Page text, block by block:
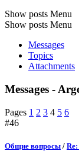
Show posts Menu
Show posts Menu
Messages
Topics
Attachments
Messages -
Pages 1 2 3 4 5 6
#46
Общие вопросы /